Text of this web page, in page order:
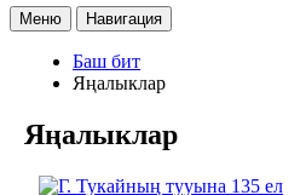
Меню Навигация
Баш бит
Яңалыклар
Яңалыклар